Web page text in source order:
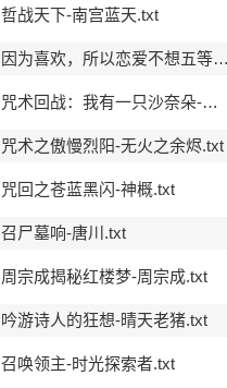
哲战天下-南宫蓝天.txt
因为喜欢，所以恋爱不想五等分-咬一口苹果核.txt
咒术回战：我有一只沙奈朵-第三魔法使.txt
咒术之傲慢烈阳-无火之余烬.txt
咒回之苍蓝黑闪-神概.txt
召尸墓响-唐川.txt
周宗成揭秘红楼梦-周宗成.txt
吟游诗人的狂想-晴天老猪.txt
召唤领主-时光探索者.txt